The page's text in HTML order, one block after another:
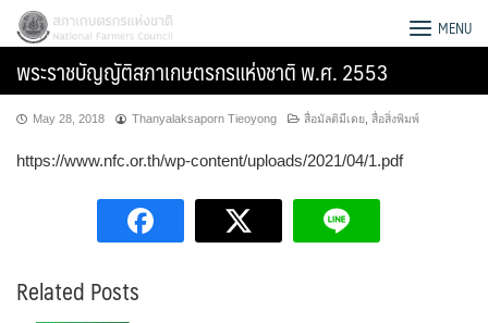
Skip
content
สภาเกษตรกรแห่งชาติ MENU
พระราชบัญญัติสภาเกษตรกรแห่งชาติ พ.ศ. 2553
May 28, 2018 Thanyalaksaporn Tieoyong สื่อมัลติมีเดย สื่อสิ่งพิมพ์
https://www.nfc.or.th/wp-content/uploads/2021/04/1.pdf
Related Posts